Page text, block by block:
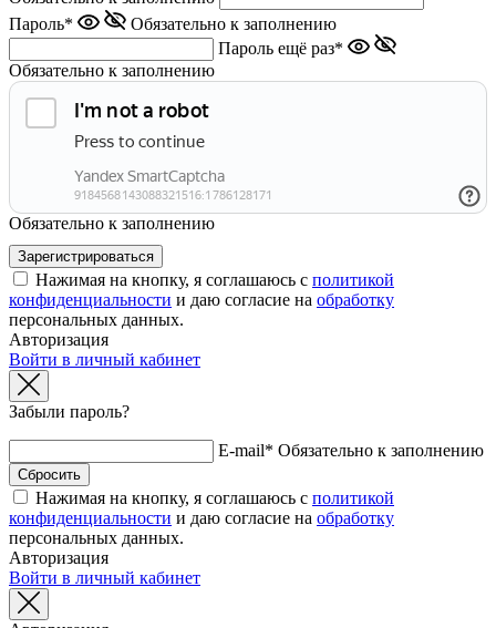
Пароль*
Обязательно к заполнению
Пароль ещё раз*
Обязательно к заполнению
Обязательно к заполнению
Нажимая на кнопку, я соглашаюсь с политикой
конфиденциальности и даю согласие на обработку
персональных данных.
Авторизация
Войти в личный кабинет
Забыли пароль?
E-mail* Обязательно к заполнению
Нажимая на кнопку, я соглашаюсь с политикой
конфиденциальности и даю согласие на обработку
персональных данных.
Авторизация
Войти в личный кабинет